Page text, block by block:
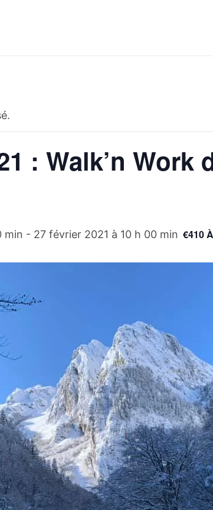
: Walk’n
min - 27 février 2021 à 10 h 00 min €410